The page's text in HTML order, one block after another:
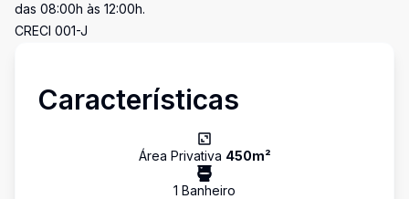
das 08:00h às 12:00h.
CRECI 001-J
Características
Área Privativa 450m²
1 Banheiro